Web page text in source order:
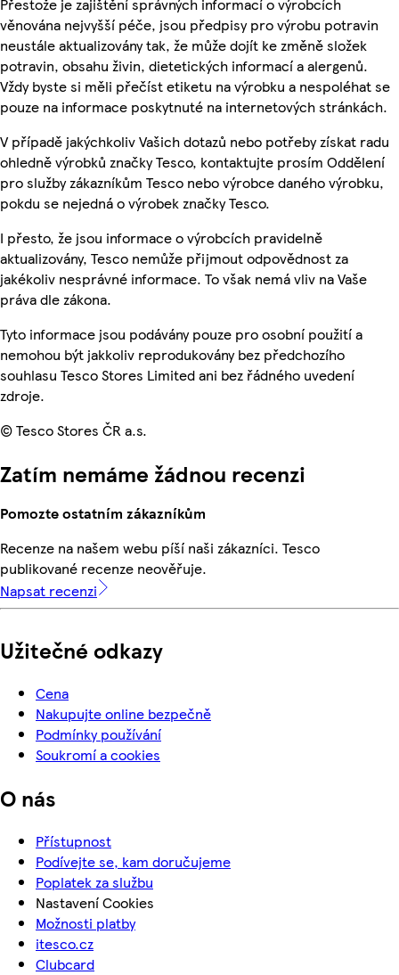
Přestože je zajištění správných informací o výrobcích
věnována nejvyšší péče, jsou předpisy pro výrobu potravin
neustále aktualizovány tak, že může dojít ke změně složek
potravin, obsahu živin, dietetických informací a alergenů.
Vždy byste si měli přečíst etiketu na výrobku a nespoléhat se
pouze na informace poskytnuté na internetových stránkách.
V případě jakýchkoliv Vašich dotazů nebo potřeby získat radu
ohledně výrobků značky Tesco, kontaktujte prosím Oddělení
pro služby zákazníkům Tesco nebo výrobce daného výrobku,
pokdu se nejedná o výrobek značky Tesco.
I přesto, že jsou informace o výrobcích pravidelně
aktualizovány, Tesco nemůže přijmout odpovědnost za
jakékoliv nesprávné informace. To však nemá vliv na Vaše
práva dle zákona.
Tyto informace jsou podávány pouze pro osobní použití a
nemohou být jakkoliv reprodukovány bez předchozího
souhlasu Tesco Stores Limited ani bez řádného uvedení
zdroje.
© Tesco Stores ČR a.s.
Zatím nemáme žádnou recenzi
Pomozte ostatním zákazníkům
Recenze na našem webu píší naši zákazníci. Tesco
publikované recenze neověřuje.
Napsat recenzi
Užitečné odkazy
Cena
Nakupujte online bezpečně
Podmínky používání
Soukromí a cookies
O nás
Přístupnost
Podívejte se, kam doručujeme
Poplatek za službu
Nastavení Cookies
Možnosti platby
itesco.cz
Clubcard